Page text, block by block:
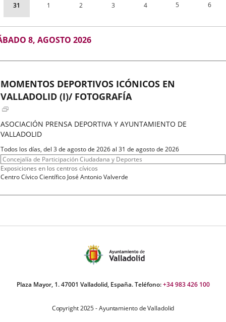
31 1 2 3 4 5 6
8, AGOSTO 2026
MOMENTOS DEPORTIVOS ICÓNICOS EN
VALLADOLID (I)/ FOTOGRAFÍA
ASOCIACIÓN PRENSA DEPORTIVA Y AYUNTAMIENTO DE
VALLADOLID
Fechas
del
evento
Todos los días, del 3 de agosto de 2026 al 31 de agosto de 2026
Organizador
de
actividad
Concejalía de Participación Ciudadana y Deportes
Programa
Exposiciones en los centros cívicos
Espacio
Centro Cívico Científico José Antonio Valverde
Plaza Mayor, 1. 47001 Valladolid, España. Teléfono:+34 983 426 100
Copyright 2025 - Ayuntamiento de Valladolid